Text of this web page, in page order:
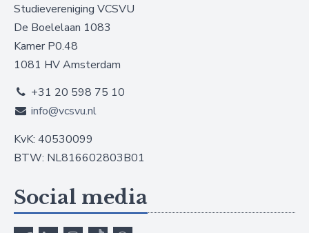
Studievereniging VCSVU
De Boelelaan 1083
Kamer P0.48
1081 HV Amsterdam
+31 20 598 75 10
info@vcsvu.nl
KvK: 40530099
BTW: NL816602803B01
Social media